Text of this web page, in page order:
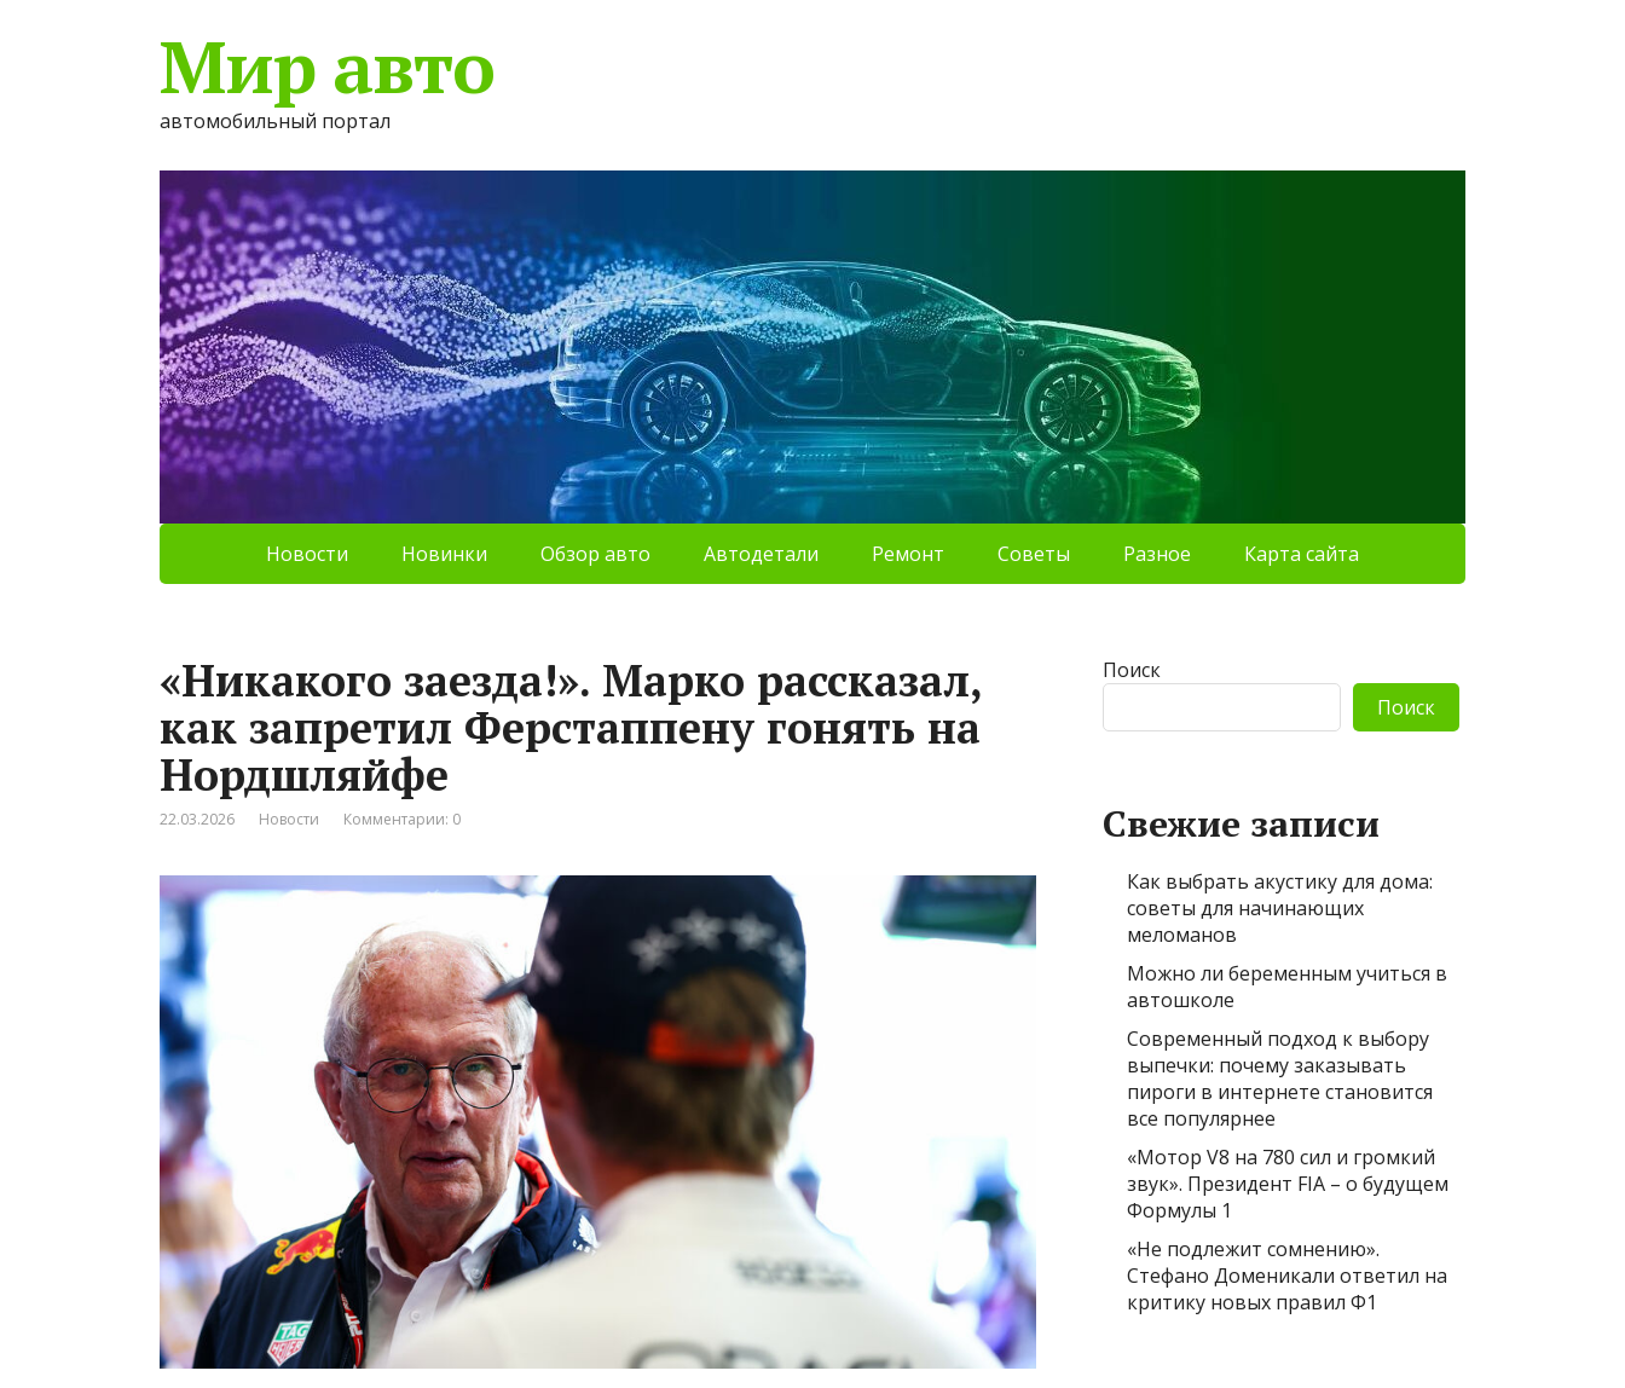
Мир авто
автомобильный портал
Новости Новинки Обзор авто Автодетали Ремонт Советы Разное Карта сайта
«Никакого заезда!». Марко рассказал,
как запретил Ферстаппену гонять на
Нордшляйфе
22.03.2026 Новости Комментарии: 0
Поиск
Поиск
Свежие записи
Как выбрать акустику для дома:
советы для начинающих
меломанов
Можно ли беременным учиться в
автошколе
Современный подход к выбору
выпечки: почему заказывать
пироги в интернете становится
все популярнее
«Мотор V8 на 780 сил и громкий
звук». Президент FIA – о будущем
Формулы 1
«Не подлежит сомнению».
Стефано Доменикали ответил на
критику новых правил Ф1